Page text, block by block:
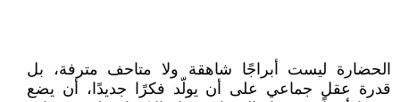
الحضارة ليست أبراجًا شاهقة ولا متاحف مترفة، بل
قدرة عقل جماعي على أن يولّد فكرًا جديدًا، أن يضع